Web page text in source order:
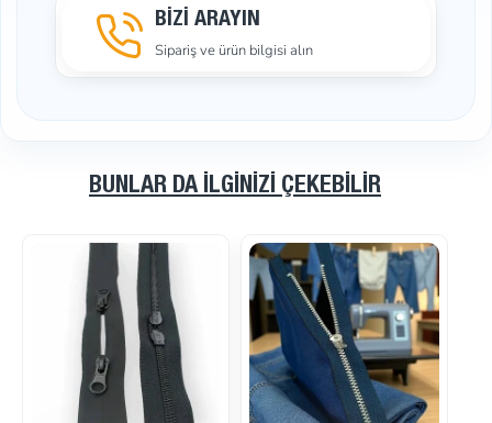
BİZİ ARAYIN
Sipariş ve ürün bilgisi alın
BUNLAR DA İLGINIZI ÇEKEBILIR